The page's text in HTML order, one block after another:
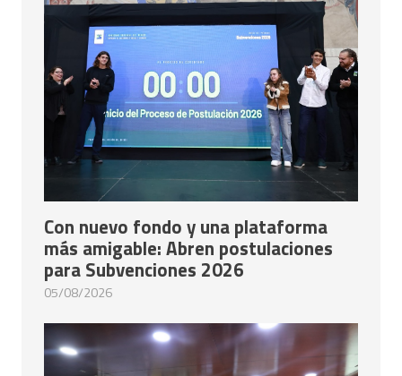
Con nuevo fondo y una plataforma
más amigable: Abren postulaciones
para Subvenciones 2026
05/08/2026